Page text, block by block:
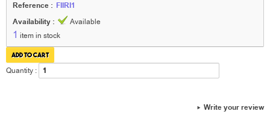
Reference : FIIRI1
Availability :
Available
1 item in stock
Quantity :
Write your review